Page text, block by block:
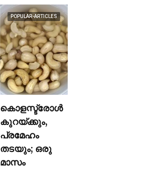
POPULAR-ARTICLES
കൊളസ്ട്രോള്‍
കുറയ്ക്കും,
പ്രമേഹം
തടയും; ഒരു
മാസം